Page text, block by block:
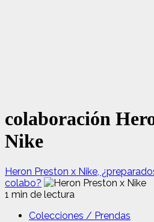
colaboración
Nike
Heron Preston x Nike,
colabo?
1 min de lectura
Colecciones / Prendas